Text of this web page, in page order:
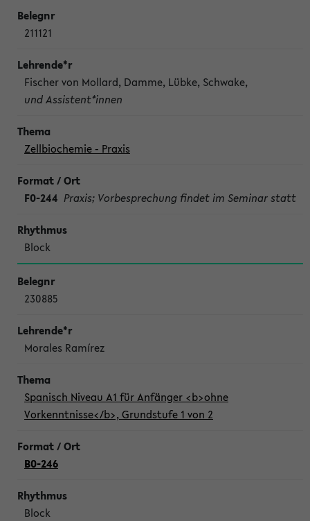
211121
Fischer von Mollard, Damme, Lübke, Schwake,
und Assistent*innen
Zellbiochemie - Praxis
F0-244 Praxis; Vorbesprechung findet im Seminar statt
Block
230885
Morales Ramírez
Spanisch Niveau A1 für Anfänger <b>ohne
Vorkenntnisse</b>, Grundstufe 1 von 2
B0-246
Block